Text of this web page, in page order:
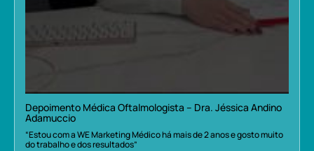
Depoimento Médica Oftalmologista – Dra. Jéssica Andino
Adamuccio
“Estou com a WE Marketing Médico há mais de 2 anos e gosto muito
do trabalho e dos resultados”